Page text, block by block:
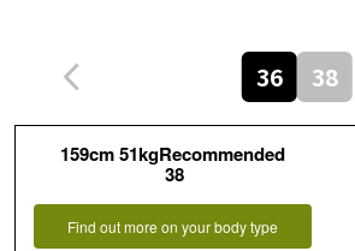
36 38
159cm 51kgRecommended
38
Find out more on your body type